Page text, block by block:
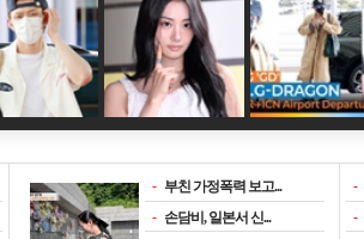
- 부친 가정폭력 보고...
- 손담비, 일본서 신...
-
-